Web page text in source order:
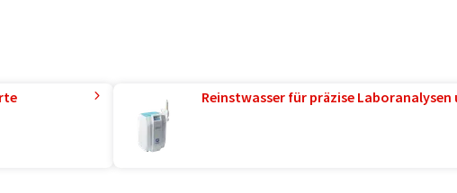
Reinstwasser für präzise Laboranalysen